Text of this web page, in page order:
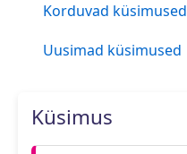
Korduvad küsimused
Uusimad küsimused
Küsimus